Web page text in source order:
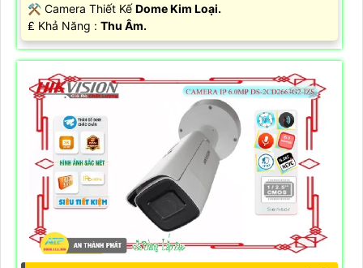
⚒ Camera Thiết KếDome Kim Loại.
️₤ Khả Năng : Thu Âm.